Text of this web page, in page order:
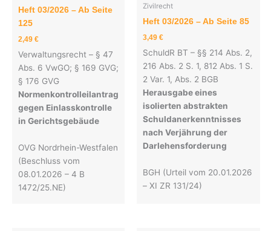
Heft 03/2026 – Ab Seite
125
2,49 €
Verwaltungsrecht – § 47
Abs. 6 VwGO; § 169 GVG;
§ 176 GVG
Normenkontrolleilantrag
gegen Einlasskontrolle
in Gerichtsgebäude
OVG Nordrhein-Westfalen
(Beschluss vom
08.01.2026 – 4 B
1472/25.NE)
Zivilrecht
Heft 03/2026 – Ab Seite 85
3,49 €
SchuldR BT – §§ 214 Abs. 2,
216 Abs. 2 S. 1, 812 Abs. 1 S.
2 Var. 1, Abs. 2 BGB
Herausgabe eines
isolierten abstrakten
Schuldanerkenntnisses
nach Verjährung der
Darlehensforderung
BGH (Urteil vom 20.01.2026
– XI ZR 131/24)